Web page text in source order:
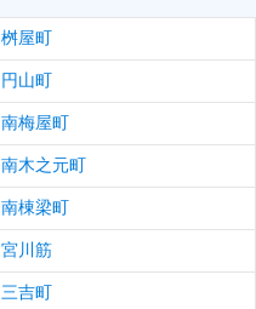
桝屋町
円山町
南梅屋町
南木之元町
南棟梁町
宮川筋
三吉町